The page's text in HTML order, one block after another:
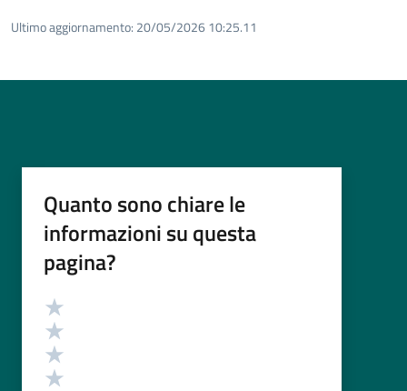
Ultimo aggiornamento: 20/05/2026 10:25.11
Quanto sono chiare le
informazioni su questa
pagina?
Valutazione